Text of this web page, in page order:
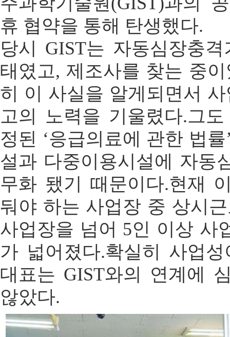
휴 협약을 통해 탄생했다.
당시 GIST는 자동심장충
태였고, 제조사를 찾는 중
히 이 사실을 알게되면서
고의 노력을 기울렸다.그
정된 ‘응급의료에 관한 법
설과 다중이용시설에 자동
무화 됐기 때문이다.현재
둬야 하는 사업장 중 상시
사업장을 넘어 5인 이상 사
가 넓어졌다.확실히 사업
대표는 GIST와의 연계에
않았다.